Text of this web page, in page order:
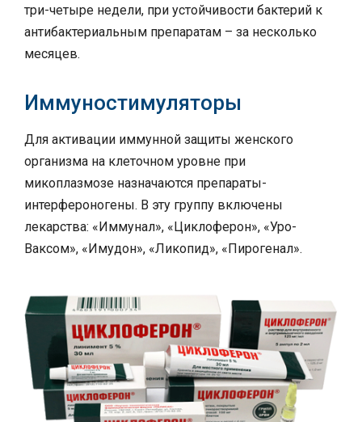
три-четыре недели, при устойчивости бактерий к
антибактериальным препаратам – за несколько
месяцев.
Иммуностимуляторы
Для активации иммунной защиты женского
организма на клеточном уровне при
микоплазмозе назначаются препараты-
интерфероногены. В эту группу включены
лекарства: «Иммунал», «Циклоферон», «Уро-
Ваксом», «Имудон», «Ликопид», «Пирогенал».